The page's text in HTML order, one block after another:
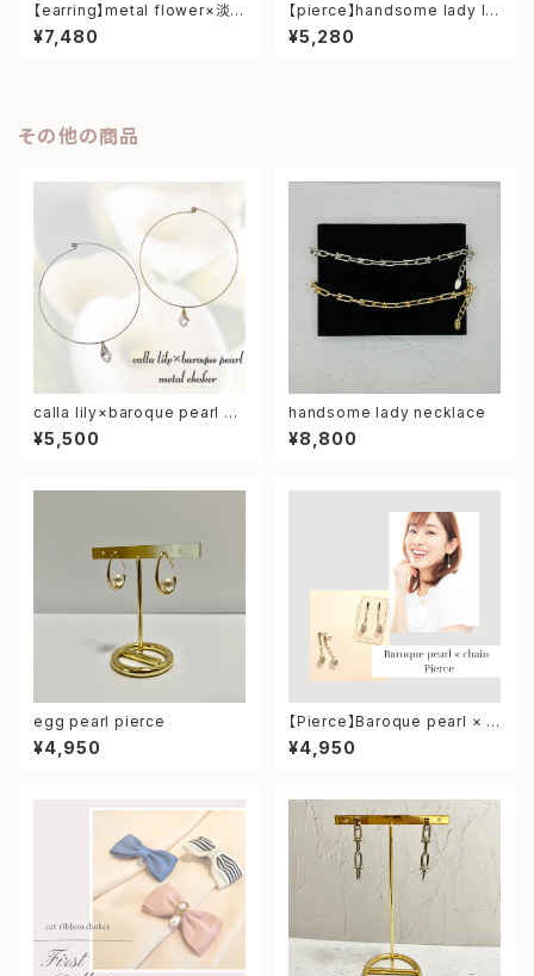
【earring】metal flower×淡
水パール earring
¥7,480
【pierce】handsome lady lo
ng pierce
¥5,280
その他の商品
calla lily×baroque pearl m
etal choker
¥5,500
handsome lady necklace
¥8,800
egg pearl pierce
¥4,950
【Pierce】Baroque pearl × c
hain pierce
¥4,950